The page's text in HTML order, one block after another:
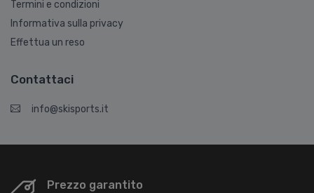
Termini e condizioni
Informativa sulla privacy
Effettua un reso
Contattaci
info@skisports.it
Prezzo garantito